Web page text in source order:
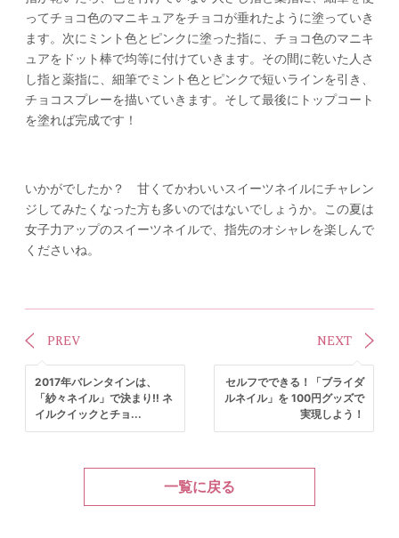
ってチョコ色のマニキュアをチョコが垂れたように塗っていき
ます。次にミント色とピンクに塗った指に、チョコ色のマニキ
ュアをドット棒で均等に付けていきます。その間に乾いた人さ
し指と薬指に、細筆でミント色とピンクで短いラインを引き、
チョコスプレーを描いていきます。そして最後にトップコート
を塗れば完成です！
いかがでしたか？ 甘くてかわいいスイーツネイルにチャレン
ジしてみたくなった方も多いのではないでしょうか。この夏は
女子力アップのスイーツネイルで、指先のオシャレを楽しんで
くださいね。
PREV
2017年バレンタインは、
「紗々ネイル」で決まり‼ ネ
イルクイックとチョ...
NEXT
セルフでできる！「ブライダ
ルネイル」を 100円グッズで
実現しよう！
一覧に戻る